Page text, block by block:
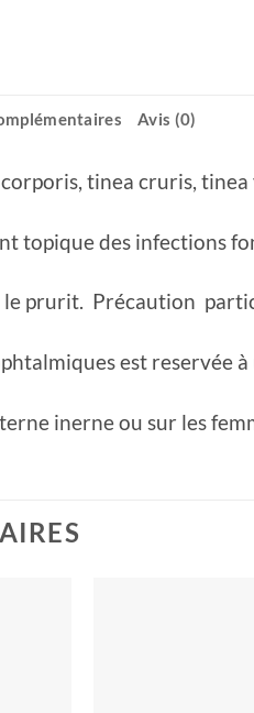
Avis (0)
tinea cruris,
topique des infections
le prurit. Précaution
est
inerne ou sur les